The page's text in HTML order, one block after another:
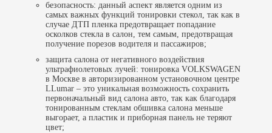
безопасность: данный аспект является одним из
самых важных функций тонировки стекол, так как в
случае ДТП пленка предотвращает попадание
осколков стекла в салон, тем самым, предотвращая
получение порезов водителя и пассажиров;
защита салона от негативного воздействия
ультрафиолетовых лучей: тонировка VOLKSWAGEN
в Москве в авторизированном установочном центре
LLumar – это уникальная возможность сохранить
первоначальный вид салона авто, так как благодаря
тонированным стеклам обшивка салона меньше
выгорает, а пластик и приборная панель не теряют
цвет;